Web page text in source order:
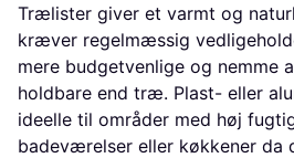
Trælister giver et varmt og
kræver regelmæssig
mere budgetvenlige og nemme
holdbare end træ. Plast- eller
ideelle til områder med høj
badeværelser eller køkkener da